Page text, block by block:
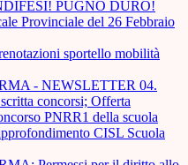
PUGNO DURO!
Provinciale del 26 Febbraio
sportello mobilità
- NEWSLETTER 04.
concorsi; Offerta
PNRR1 della scuola
CISL Scuola